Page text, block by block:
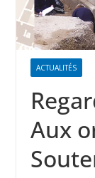
ACTUALITÉS
Aux